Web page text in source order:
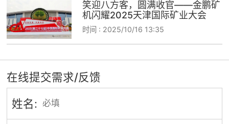
笑迎八方客，圆满收官——金鹏矿
机闪耀2025天津国际矿业大会
时间 : 2025/10/16 13:35
在线提交需求/反馈
姓名: